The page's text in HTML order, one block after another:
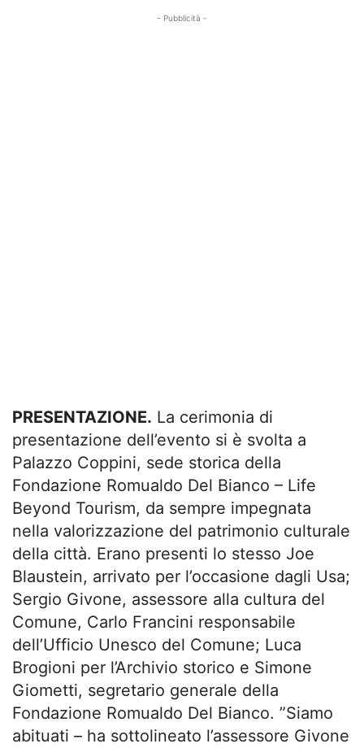
- Pubblicità -
PRESENTAZIONE. La cerimonia di
presentazione dell’evento si è svolta a
Palazzo Coppini, sede storica della
Fondazione Romualdo Del Bianco – Life
Beyond Tourism, da sempre impegnata
nella valorizzazione del patrimonio culturale
della città. Erano presenti lo stesso Joe
Blaustein, arrivato per l’occasione dagli Usa;
Sergio Givone, assessore alla cultura del
Comune, Carlo Francini responsabile
dell’Ufficio Unesco del Comune; Luca
Brogioni per l’Archivio storico e Simone
Giometti, segretario generale della
Fondazione Romualdo Del Bianco. ”Siamo
abituati – ha sottolineato l’assessore Givone